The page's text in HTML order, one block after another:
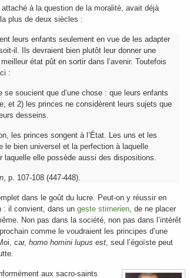
à la question de la moralité, avait déjà
plus de deux siècles :
leurs enfants seulement en vue de les adapter
il. Ils devraient bien plutôt leur donner une
état pût en sortir dans l’avenir. Toutefois
:
se soucient que d’une chose : que leurs enfants
et 2) les princes ne considèrent leurs sujets que
desseins.
les princes songent à l’État. Les uns et les
le bien universel et la perfection à laquelle
laquelle elle possède aussi des dispositions.
, p. 107-108 (447-448).
dans le goût du lucre. Peut-on y réussir en
: il convient, dans un geste stirnerien, de ne placer
Non pas dans la société, non pas dans l’intérêt
comme le voudraient les principes d’une
car, homo homini lupus est, seul l’égoïste peut
aux sacro-saints